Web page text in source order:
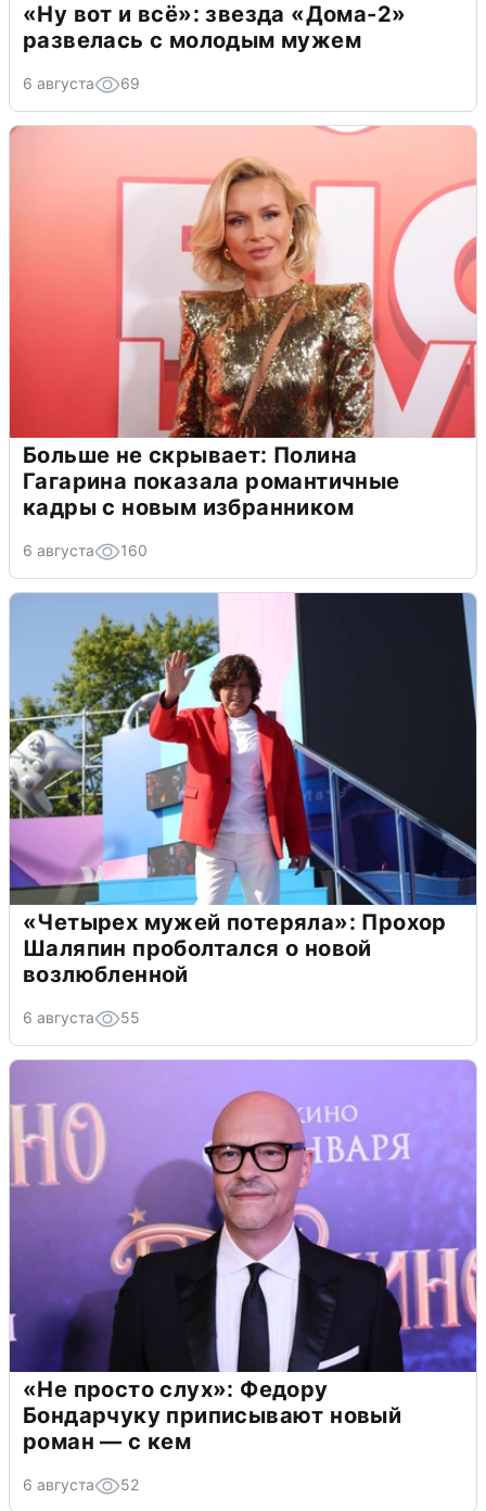
«Ну вот и всё»: звезда «Дома-2»
развелась с молодым мужем
6 августа 69
Больше не скрывает: Полина
Гагарина показала романтичные
кадры с новым избранником
6 августа 160
«Четырех мужей потеряла»: Прохор
Шаляпин проболтался о новой
возлюбленной
6 августа 55
«Не просто слух»: Федору
Бондарчуку приписывают новый
роман — с кем
6 августа 52